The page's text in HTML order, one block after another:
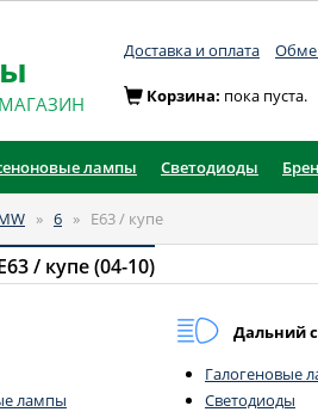
Доставка и оплата
Корзина: пока пуста.
лампы Светодиоды
» 6 » E63 / купе
/ купе (04-10)
лампы
Дальний
Галогеновые
Светодиоды